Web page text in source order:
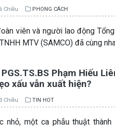
Chiều PHONG CÁCH
viên và người lao động
MTV (SAMCO) đã cùng
PGS.TS.BS Phạm Hiếu
xấu vẫn xuất hiện?
Chiều TIN HOT
nhỏ, một ca phẫu thuật